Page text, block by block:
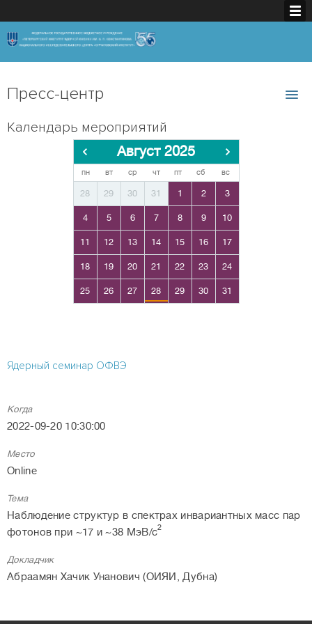
Пресс-центр
Календарь мероприятий
Август 2025
пн вт ср чт пт сб вс
28 29 30 31 1 2 3
4 5 6 7 8 9 10
11 12 13 14 15 16 17
18 19 20 21 22 23 24
25 26 27 28 29 30 31
Ядерный семинар ОФВЭ
Когда
2022-09-20 10:30:00
Место
Online
Тема
Наблюдение структур в спектрах инвариантных масс пар
фотонов при ~17 и ~38 МэВ/с2
Докладчик
Абраамян Хачик Унанович (ОИЯИ, Дубна)